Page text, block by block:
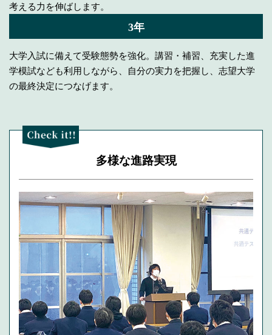
考える力を伸ばします。
3年
大学入試に備えて受験態勢を強化。講習・補習、充実した進
学模試なども利用しながら、自分の実力を把握し、志望大学
の最終決定につなげます。
多様な進路実現